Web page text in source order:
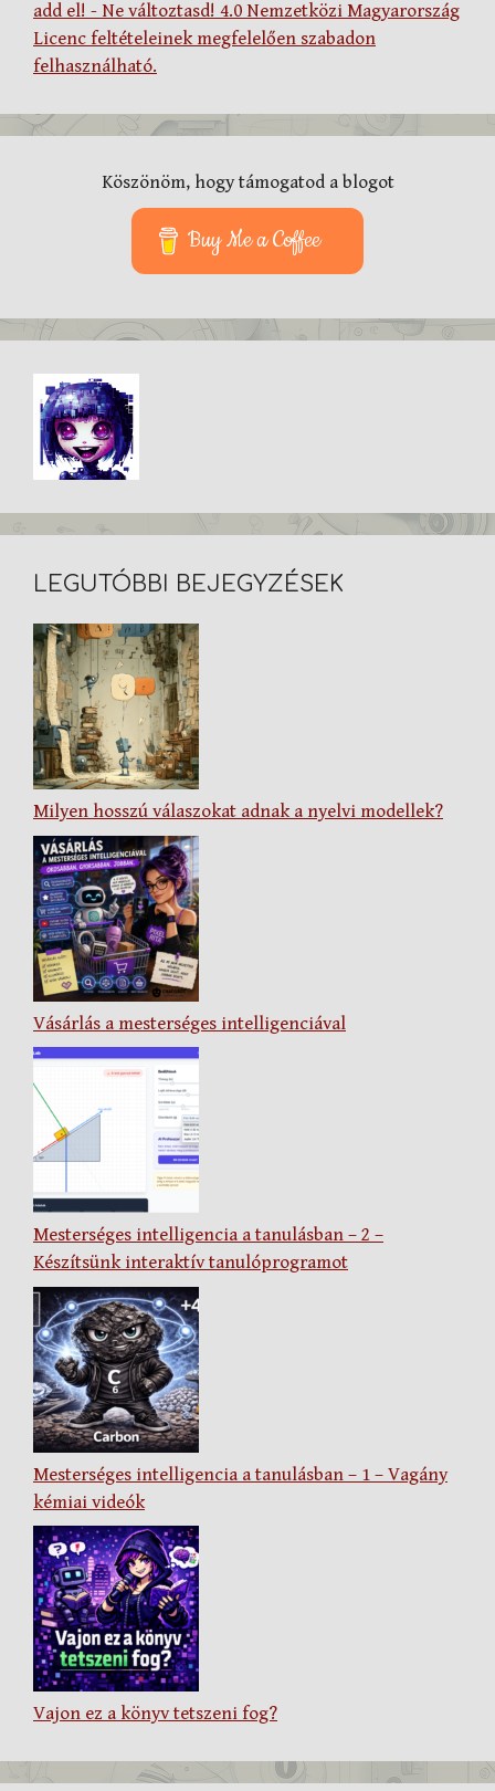
add el! - Ne változtasd! 4.0 Nemzetközi Magyarország
Licenc feltételeinek megfelelően szabadon
felhasználható.
Köszönöm, hogy támogatod a blogot
Buy Me a Coffee
LEGUTÓBBI BEJEGYZÉSEK
Milyen hosszú válaszokat adnak a nyelvi modellek?
Vásárlás a mesterséges intelligenciával
Mesterséges intelligencia a tanulásban – 2 –
Készítsünk interaktív tanulóprogramot
Mesterséges intelligencia a tanulásban – 1 – Vagány
kémiai videók
Vajon ez a könyv tetszeni fog?